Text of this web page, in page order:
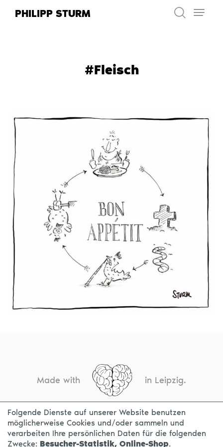
InhaltPHILIPP STURM
#Fleisch
Made with in Leipzig.
KONTAKT IMPRESSUM DATENSCHUTZ
Folgende Dienste auf unserer Website benutzen
möglicherweise Cookies und/oder sammeln und
verarbeiten Ihre persönlichen Daten für die folgenden
Zwecke: Besucher-Statistik, Online-Shop.